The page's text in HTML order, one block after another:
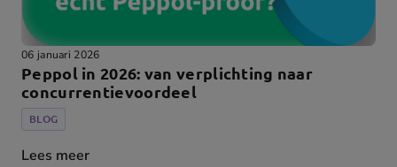
06 januari 2026
Peppol in 2026: van verplichting naar
concurrentievoordeel
BLOG
Lees meer